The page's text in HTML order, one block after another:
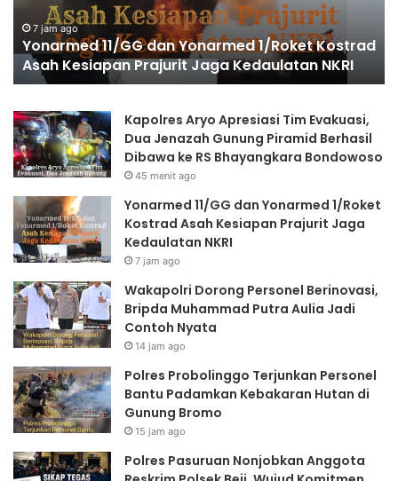
l
r
i
D
o
o
n
g
P
e
r
s
o
e
B
e
r
i
n
o
a
s
14 jam ago
Wakapolri Dorong Personel Berinovasi,
Muhammad Putra Aulia Jadi Contoh Nyata
Kapolres Aryo Apresiasi Tim Evakuasi,
Dua Jenazah Gunung Piramid Berhasil
Dibawa ke RS Bhayangkara Bondowoso
45 menit ago
Yonarmed 11/GG dan Yonarmed 1/Roket
Kostrad Asah Kesiapan Prajurit Jaga
Kedaulatan NKRI
7 jam ago
Wakapolri Dorong Personel Berinovasi,
Bripda Muhammad Putra Aulia Jadi
Contoh Nyata
14 jam ago
Polres Probolinggo Terjunkan Personel
Bantu Padamkan Kebakaran Hutan di
Gunung Bromo
15 jam ago
Polres Pasuruan Nonjobkan Anggota